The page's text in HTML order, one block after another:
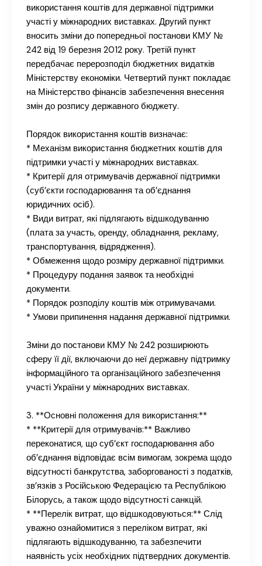
використання коштів для державної підтримки
участі у міжнародних виставках. Другий пункт
вносить зміни до попередньої постанови КМУ №
242 від 19 березня 2012 року. Третій пункт
передбачає перерозподіл бюджетних видатків
Міністерству економіки. Четвертий пункт покладає
на Міністерство фінансів забезпечення внесення
змін до розпису державного бюджету.
Порядок використання коштів визначає:
* Механізм використання бюджетних коштів для
підтримки участі у міжнародних виставках.
* Критерії для отримувачів державної підтримки
(суб’єкти господарювання та об’єднання
юридичних осіб).
* Види витрат, які підлягають відшкодуванню
(плата за участь, оренду, обладнання, рекламу,
транспортування, відрядження).
* Обмеження щодо розміру державної підтримки.
* Процедуру подання заявок та необхідні
документи.
* Порядок розподілу коштів між отримувачами.
* Умови припинення надання державної підтримки.
Зміни до постанови КМУ № 242 розширюють
сферу її дії, включаючи до неї державну підтримку
інформаційного та організаційного забезпечення
участі України у міжнародних виставках.
3. **Основні положення для використання:**
* **Критерії для отримувачів:** Важливо
переконатися, що суб’єкт господарювання або
об’єднання відповідає всім вимогам, зокрема щодо
відсутності банкрутства, заборгованості з податків,
зв’язків з Російською Федерацією та Республікою
Білорусь, а також щодо відсутності санкцій.
* **Перелік витрат, що відшкодовуються:** Слід
уважно ознайомитися з переліком витрат, які
підлягають відшкодуванню, та забезпечити
наявність усіх необхідних підтвердних документів.